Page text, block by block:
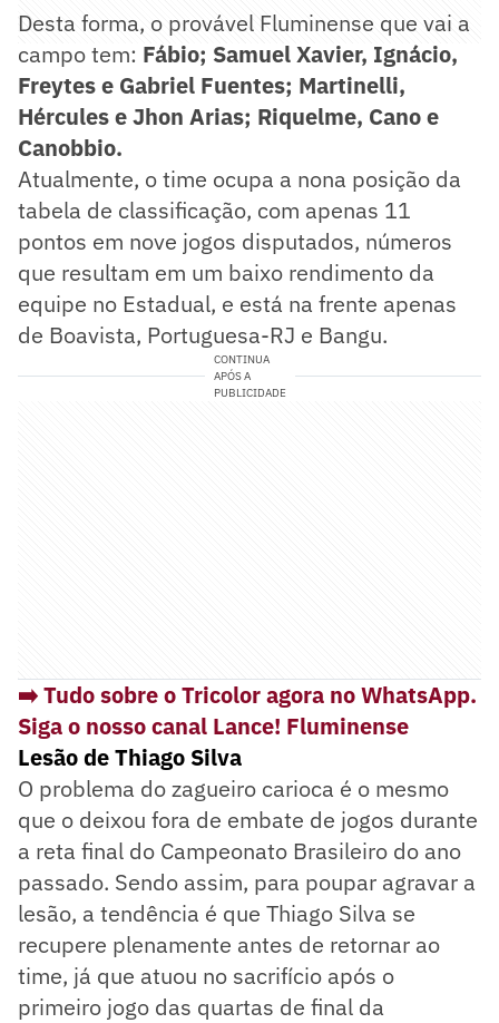
Desta forma, o provável Fluminense que vai a
campo tem: Fábio; Samuel Xavier, Ignácio,
Freytes e Gabriel Fuentes; Martinelli,
Hércules e Jhon Arias; Riquelme, Cano e
Canobbio.
Atualmente, o time ocupa a nona posição da
tabela de classificação, com apenas 11
pontos em nove jogos disputados, números
que resultam em um baixo rendimento da
equipe no Estadual, e está na frente apenas
de Boavista, Portuguesa-RJ e Bangu.
CONTINUA
APÓS A
PUBLICIDADE
➡️ Tudo sobre o Tricolor agora no WhatsApp.
Siga o nosso canal Lance! Fluminense
Lesão de Thiago Silva
O problema do zagueiro carioca é o mesmo
que o deixou fora de embate de jogos durante
a reta final do Campeonato Brasileiro do ano
passado. Sendo assim, para poupar agravar a
lesão, a tendência é que Thiago Silva se
recupere plenamente antes de retornar ao
time, já que atuou no sacrifício após o
primeiro jogo das quartas de final da